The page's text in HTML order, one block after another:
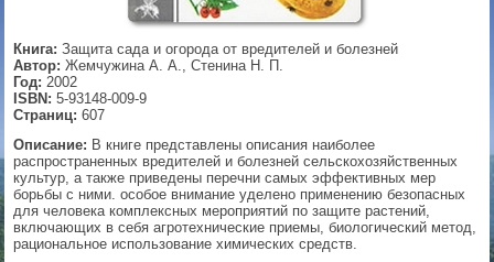
Книга: Защита сада и огорода от вредителей и болезней
Автор: Жемчужина А. А., Стенина Н. П.
Год: 2002
ISBN: 5-93148-009-9
Страниц: 607
Описание: В книге представлены описания наиболее
распространенных вредителей и болезней сельскохозяйственных
культур, а также приведены перечни самых эффективных мер
борьбы с ними. особое внимание уделено применению безопасных
для человека комплексных мероприятий по защите растений,
включающих в себя агротехнические приемы, биологический метод,
рациональное использование химических средств.
▼
▼
▼